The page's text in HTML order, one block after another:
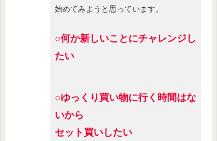
始めてみようと思っています。
○何か新しいことにチャレンジし
たい
○ゆっくり買い物に行く時間はな
いから
セット買いしたい